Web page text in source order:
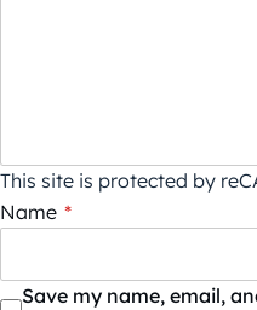
This site is protected by
Name *
Save my name, email,